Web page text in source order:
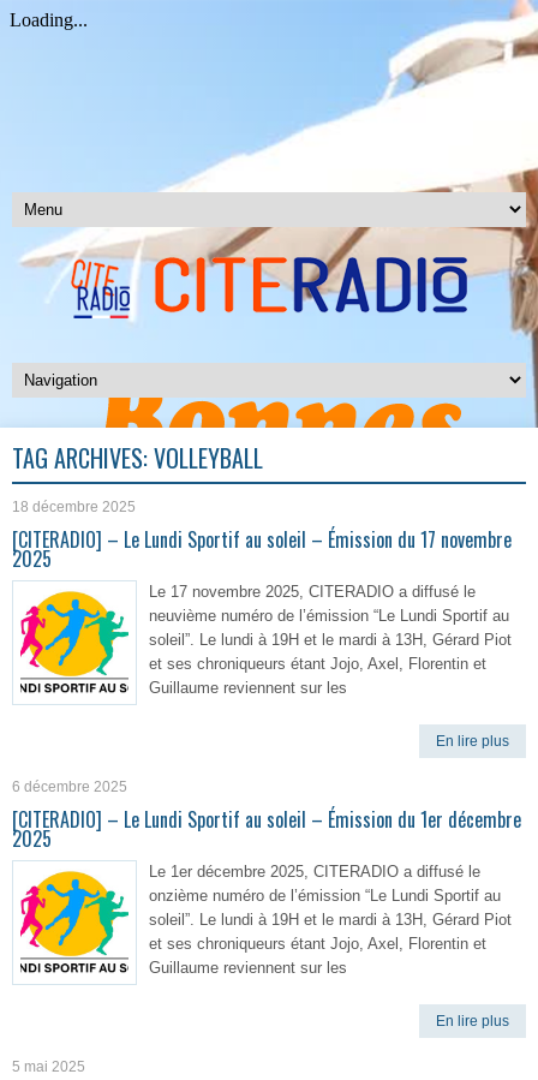
TAG ARCHIVES:VOLLEYBALL
18 décembre 2025
[CITERADIO] – Le Lundi Sportif au soleil – Émission du 17 novembre
2025
Le 17 novembre 2025, CITERADIO a diffusé le
neuvième numéro de l’émission “Le Lundi Sportif au
soleil”. Le lundi à 19H et le mardi à 13H, Gérard Piot
et ses chroniqueurs étant Jojo, Axel, Florentin et
Guillaume reviennent sur les
En lire plus
6 décembre 2025
[CITERADIO] – Le Lundi Sportif au soleil – Émission du 1er décembre
2025
Le 1er décembre 2025, CITERADIO a diffusé le
onzième numéro de l’émission “Le Lundi Sportif au
soleil”. Le lundi à 19H et le mardi à 13H, Gérard Piot
et ses chroniqueurs étant Jojo, Axel, Florentin et
Guillaume reviennent sur les
En lire plus
5 mai 2025